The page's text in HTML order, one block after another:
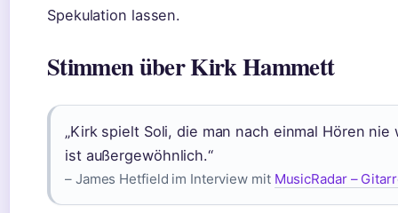
Spekulation lassen.
Stimmen über Kirk Hammett
„Kirk spielt Soli, die man nach einmal Hören
ist außergewöhnlich.“
– James Hetfield im Interview mit MusicRadar –